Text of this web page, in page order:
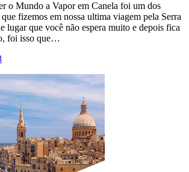
o Mundo a Vapor em Canela foi um dos
fizemos em nossa ultima viagem pela Serra
lugar que você não espera muito e depois fica
foi isso que…